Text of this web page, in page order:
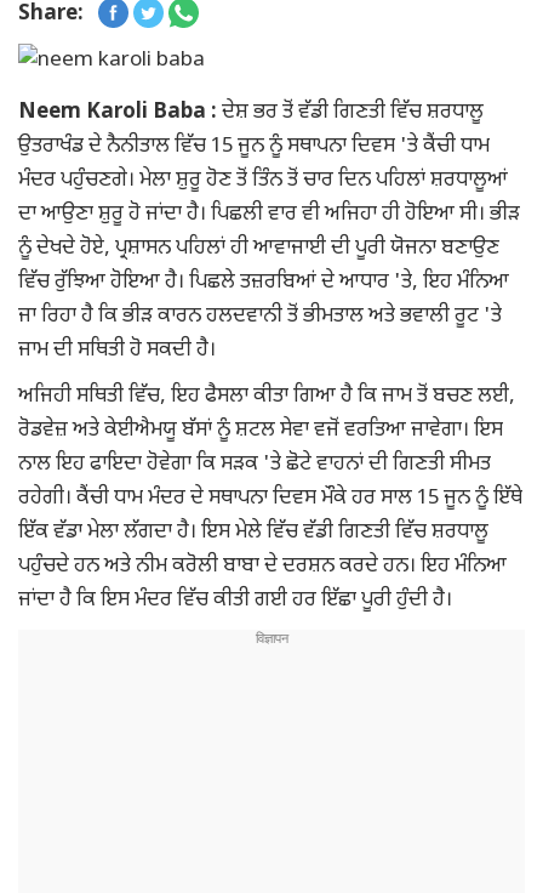
Share:
Neem Karoli Baba : ਦੇਸ਼ ਭਰ ਤੋਂ ਵੱਡੀ ਗਿਣਤੀ ਵਿੱਚ ਸ਼ਰਧਾਲੂ
ਉਤਰਾਖੰਡ ਦੇ ਨੈਨੀਤਾਲ ਵਿੱਚ 15 ਜੂਨ ਨੂੰ ਸਥਾਪਨਾ ਦਿਵਸ 'ਤੇ ਕੈਂਚੀ ਧਾਮ
ਮੰਦਰ ਪਹੁੰਚਣਗੇ। ਮੇਲਾ ਸ਼ੁਰੂ ਹੋਣ ਤੋਂ ਤਿੰਨ ਤੋਂ ਚਾਰ ਦਿਨ ਪਹਿਲਾਂ ਸ਼ਰਧਾਲੂਆਂ
ਦਾ ਆਉਣਾ ਸ਼ੁਰੂ ਹੋ ਜਾਂਦਾ ਹੈ। ਪਿਛਲੀ ਵਾਰ ਵੀ ਅਜਿਹਾ ਹੀ ਹੋਇਆ ਸੀ। ਭੀੜ
ਨੂੰ ਦੇਖਦੇ ਹੋਏ, ਪ੍ਰਸ਼ਾਸਨ ਪਹਿਲਾਂ ਹੀ ਆਵਾਜਾਈ ਦੀ ਪੂਰੀ ਯੋਜਨਾ ਬਣਾਉਣ
ਵਿੱਚ ਰੁੱਝਿਆ ਹੋਇਆ ਹੈ। ਪਿਛਲੇ ਤਜ਼ਰਬਿਆਂ ਦੇ ਆਧਾਰ 'ਤੇ, ਇਹ ਮੰਨਿਆ
ਜਾ ਰਿਹਾ ਹੈ ਕਿ ਭੀੜ ਕਾਰਨ ਹਲਦਵਾਨੀ ਤੋਂ ਭੀਮਤਾਲ ਅਤੇ ਭਵਾਲੀ ਰੂਟ 'ਤੇ
ਜਾਮ ਦੀ ਸਥਿਤੀ ਹੋ ਸਕਦੀ ਹੈ।
ਅਜਿਹੀ ਸਥਿਤੀ ਵਿੱਚ, ਇਹ ਫੈਸਲਾ ਕੀਤਾ ਗਿਆ ਹੈ ਕਿ ਜਾਮ ਤੋਂ ਬਚਣ ਲਈ,
ਰੋਡਵੇਜ਼ ਅਤੇ ਕੇਈਐਮਯੂ ਬੱਸਾਂ ਨੂੰ ਸ਼ਟਲ ਸੇਵਾ ਵਜੋਂ ਵਰਤਿਆ ਜਾਵੇਗਾ। ਇਸ
ਨਾਲ ਇਹ ਫਾਇਦਾ ਹੋਵੇਗਾ ਕਿ ਸੜਕ 'ਤੇ ਛੋਟੇ ਵਾਹਨਾਂ ਦੀ ਗਿਣਤੀ ਸੀਮਤ
ਰਹੇਗੀ। ਕੈਂਚੀ ਧਾਮ ਮੰਦਰ ਦੇ ਸਥਾਪਨਾ ਦਿਵਸ ਮੌਕੇ ਹਰ ਸਾਲ 15 ਜੂਨ ਨੂੰ ਇੱਥੇ
ਇੱਕ ਵੱਡਾ ਮੇਲਾ ਲੱਗਦਾ ਹੈ। ਇਸ ਮੇਲੇ ਵਿੱਚ ਵੱਡੀ ਗਿਣਤੀ ਵਿੱਚ ਸ਼ਰਧਾਲੂ
ਪਹੁੰਚਦੇ ਹਨ ਅਤੇ ਨੀਮ ਕਰੋਲੀ ਬਾਬਾ ਦੇ ਦਰਸ਼ਨ ਕਰਦੇ ਹਨ। ਇਹ ਮੰਨਿਆ
ਜਾਂਦਾ ਹੈ ਕਿ ਇਸ ਮੰਦਰ ਵਿੱਚ ਕੀਤੀ ਗਈ ਹਰ ਇੱਛਾ ਪੂਰੀ ਹੁੰਦੀ ਹੈ।